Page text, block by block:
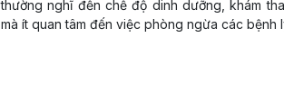
thường nghĩ đến chế độ dinh dưỡng, khám
mà ít quan tâm đến việc phòng ngừa các bệnh